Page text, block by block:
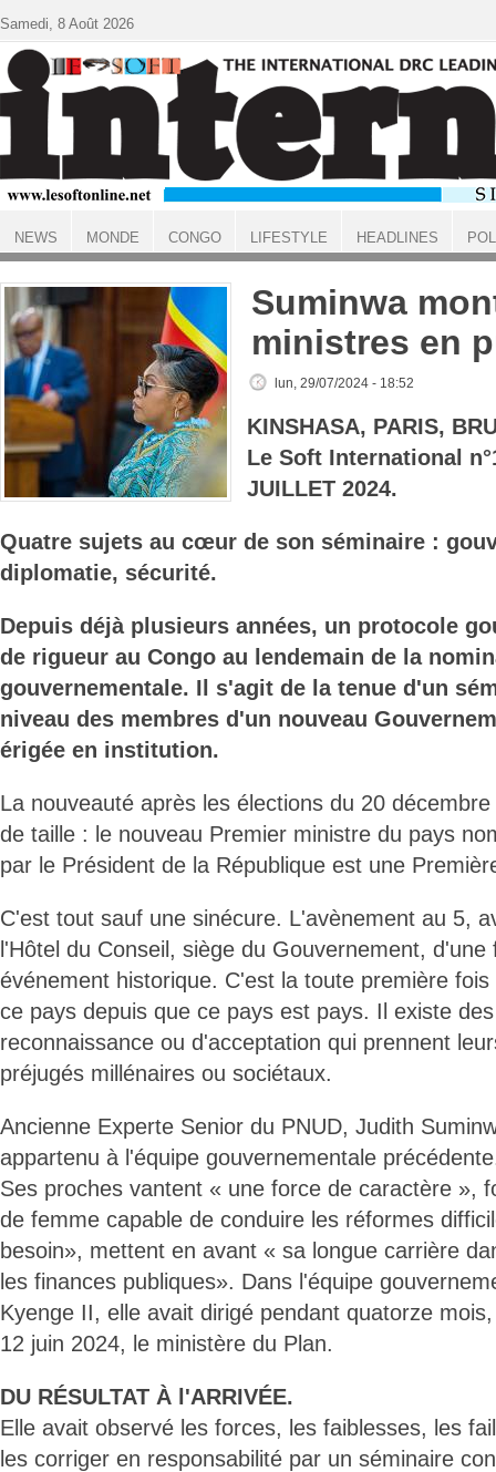
ACCUEIL
Suminwa
ministres en
lun, 29/07/2024 - 18:52
KINSHASA, PARIS,
Le Soft International
JUILLET 2024.
Quatre sujets au cœur de son séminaire :
diplomatie, sécurité.
Depuis déjà plusieurs années, un protocole
de rigueur au Congo au lendemain de la
gouvernementale. Il s'agit de la tenue d'un
niveau des membres d'un nouveau
érigée en institution.
La nouveauté après les élections du 20
de taille : le nouveau Premier ministre du pays
par le Président de la République est une
C'est tout sauf une sinécure. L'avènement au 5,
l'Hôtel du Conseil, siège du Gouvernement,
événement historique. C'est la toute première
ce pays depuis que ce pays est pays. Il existe
reconnaissance ou d'acceptation qui prennent
préjugés millénaires ou sociétaux.
Ancienne Experte Senior du PNUD, Judith
appartenu à l'équipe gouvernementale
Ses proches vantent « une force de caractère »,
de femme capable de conduire les réformes
besoin», mettent en avant « sa longue carrière
les finances publiques». Dans l'équipe
Kyenge II, elle avait dirigé pendant quatorze
12 juin 2024, le ministère du Plan.
DU RÉSULTAT À l'ARRIVÉE.
Elle avait observé les forces, les faiblesses, les
les corriger en responsabilité par un séminaire
Samedi, 8 Août 2026
NEWS MONDE CONGO LIFESTYLE HEADLINES